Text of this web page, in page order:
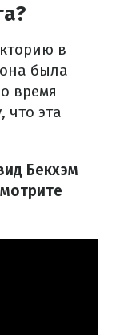
в
была
время
что эта
Бекхэм